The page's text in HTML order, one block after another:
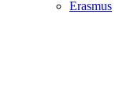
Erasmus